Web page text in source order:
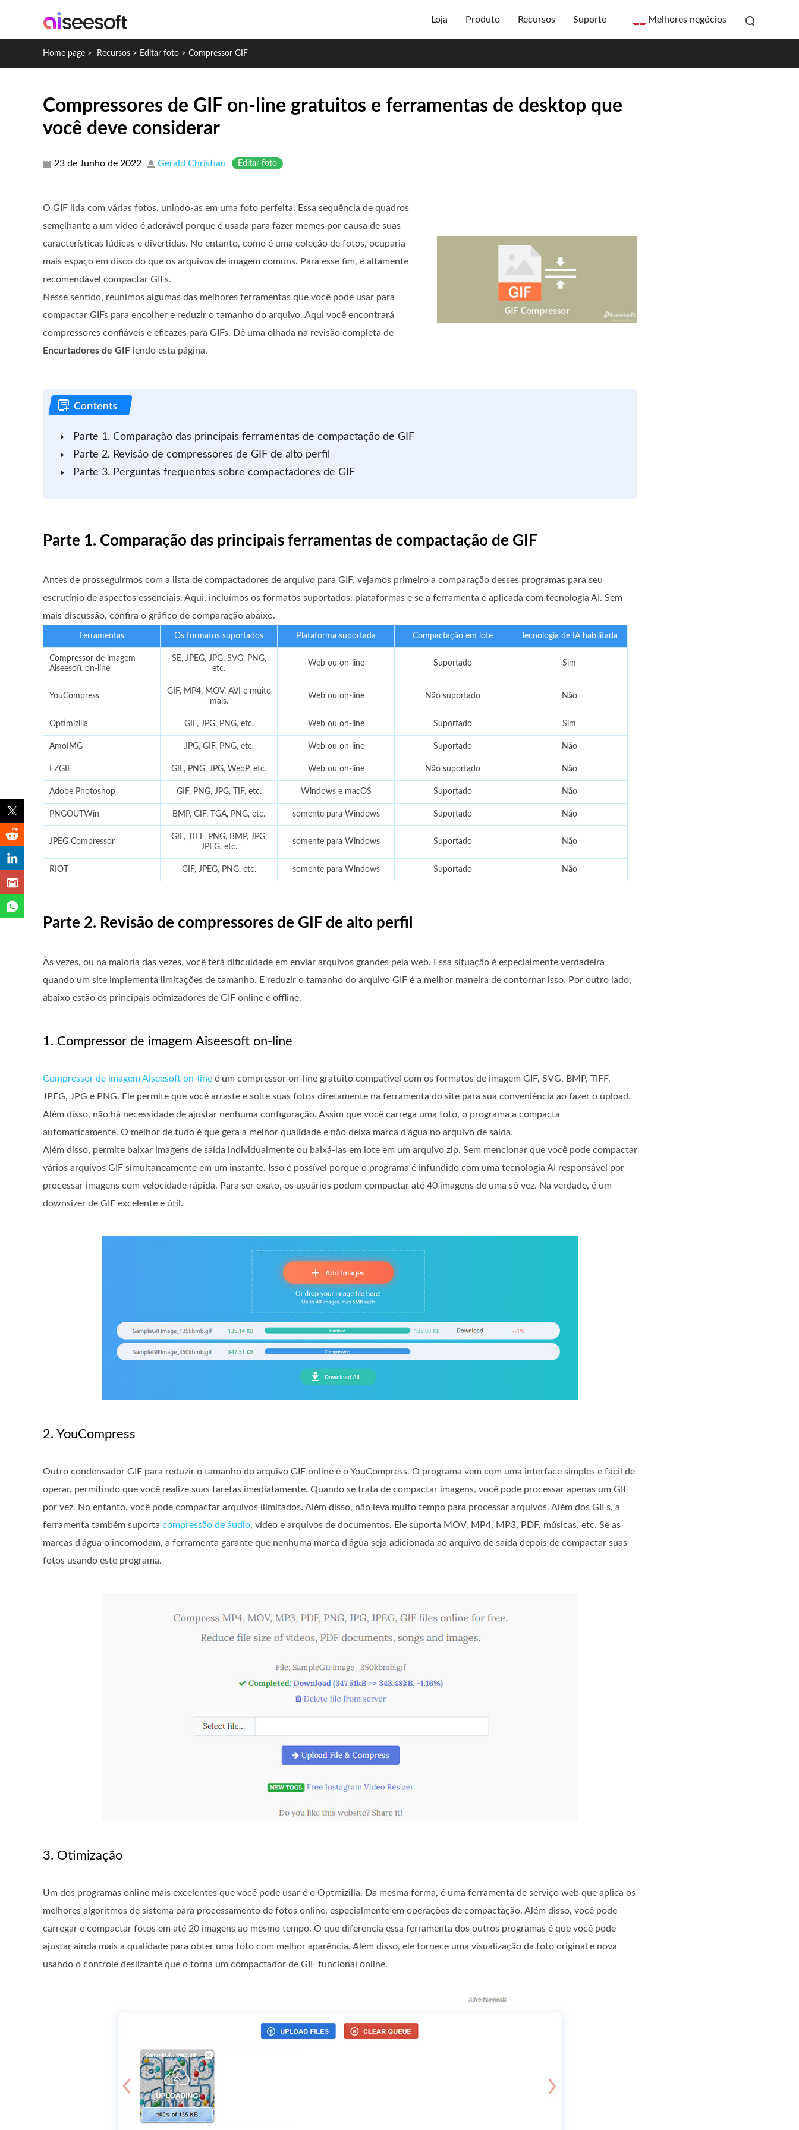
Loja Produto Recursos Suporte Melhores negócios
Home page > Recursos > Editar foto > Compressor GIF
Compressores de GIF on-line gratuitos e ferramentas de desktop que
você deve considerar
23 de Junho de 2022 Gerald Christian Editar foto
O GIF lida com várias fotos, unindo-as em uma foto perfeita. Essa sequência de quadros
semelhante a um vídeo é adorável porque é usada para fazer memes por causa de suas
características lúdicas e divertidas. No entanto, como é uma coleção de fotos, ocuparia
mais espaço em disco do que os arquivos de imagem comuns. Para esse fim, é altamente
recomendável compactar GIFs.
Nesse sentido, reunimos algumas das melhores ferramentas que você pode usar para
compactar GIFs para encolher e reduzir o tamanho do arquivo. Aqui você encontrará
compressores confiáveis ​​e eficazes para GIFs. Dê uma olhada na revisão completa de
Encurtadores de GIF lendo esta página.
Parte 1. Comparação das principais ferramentas de compactação de GIF
Parte 2. Revisão de compressores de GIF de alto perfil
Parte 3. Perguntas frequentes sobre compactadores de GIF
Parte 1. Comparação das principais ferramentas de compactação de GIF
Antes de prosseguirmos com a lista de compactadores de arquivo para GIF, vejamos primeiro a comparação desses programas para seu
escrutínio de aspectos essenciais. Aqui, incluímos os formatos suportados, plataformas e se a ferramenta é aplicada com tecnologia AI. Sem
mais discussão, confira o gráfico de comparação abaixo.
Ferramentas Os formatos suportados Plataforma suportada Compactação em lote Tecnologia de IA habilitada
Compressor de imagem
Aiseesoft on-line
SE, JPEG, JPG, SVG, PNG,
etc.
Web ou on-line Suportado Sim
YouCompress
GIF, MP4, MOV, AVI e muito
mais.
Web ou on-line Não suportado Não
Optimizilla GIF, JPG, PNG, etc. Web ou on-line Suportado Sim
AmoIMG JPG, GIF, PNG, etc. Web ou on-line Suportado Não
EZGIF GIF, PNG, JPG, WebP, etc. Web ou on-line Não suportado Não
Adobe Photoshop GIF, PNG, JPG, TIF, etc. Windows e macOS Suportado Não
PNGOUTWin BMP, GIF, TGA, PNG, etc. somente para Windows Suportado Não
JPEG Compressor
GIF, TIFF, PNG, BMP, JPG,
JPEG, etc.
somente para Windows Suportado Não
RIOT GIF, JPEG, PNG, etc. somente para Windows Suportado Não
Parte 2. Revisão de compressores de GIF de alto perfil
Às vezes, ou na maioria das vezes, você terá dificuldade em enviar arquivos grandes pela web. Essa situação é especialmente verdadeira
quando um site implementa limitações de tamanho. E reduzir o tamanho do arquivo GIF é a melhor maneira de contornar isso. Por outro lado,
abaixo estão os principais otimizadores de GIF online e offline.
1. Compressor de imagem Aiseesoft on-line
Compressor de imagem Aiseesoft on-line é um compressor on-line gratuito compatível com os formatos de imagem GIF, SVG, BMP, TIFF,
JPEG, JPG e PNG. Ele permite que você arraste e solte suas fotos diretamente na ferramenta do site para sua conveniência ao fazer o upload.
Além disso, não há necessidade de ajustar nenhuma configuração. Assim que você carrega uma foto, o programa a compacta
automaticamente. O melhor de tudo é que gera a melhor qualidade e não deixa marca d'água no arquivo de saída.
Além disso, permite baixar imagens de saída individualmente ou baixá-las em lote em um arquivo zip. Sem mencionar que você pode compactar
vários arquivos GIF simultaneamente em um instante. Isso é possível porque o programa é infundido com uma tecnologia AI responsável por
processar imagens com velocidade rápida. Para ser exato, os usuários podem compactar até 40 imagens de uma só vez. Na verdade, é um
downsizer de GIF excelente e útil.
2. YouCompress
Outro condensador GIF para reduzir o tamanho do arquivo GIF online é o YouCompress. O programa vem com uma interface simples e fácil de
operar, permitindo que você realize suas tarefas imediatamente. Quando se trata de compactar imagens, você pode processar apenas um GIF
por vez. No entanto, você pode compactar arquivos ilimitados. Além disso, não leva muito tempo para processar arquivos. Além dos GIFs, a
ferramenta também suporta compressão de áudio, vídeo e arquivos de documentos. Ele suporta MOV, MP4, MP3, PDF, músicas, etc. Se as
marcas d'água o incomodam, a ferramenta garante que nenhuma marca d'água seja adicionada ao arquivo de saída depois de compactar suas
fotos usando este programa.
3. Otimização
Um dos programas online mais excelentes que você pode usar é o Optmizilla. Da mesma forma, é uma ferramenta de serviço web que aplica os
melhores algoritmos de sistema para processamento de fotos online, especialmente em operações de compactação. Além disso, você pode
carregar e compactar fotos em até 20 imagens ao mesmo tempo. O que diferencia essa ferramenta dos outros programas é que você pode
ajustar ainda mais a qualidade para obter uma foto com melhor aparência. Além disso, ele fornece uma visualização da foto original e nova
usando o controle deslizante que o torna um compactador de GIF funcional online.